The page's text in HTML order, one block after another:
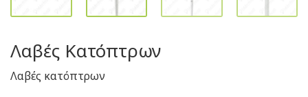
Λαβές Κατόπτρων
Λαβές κατόπτρων